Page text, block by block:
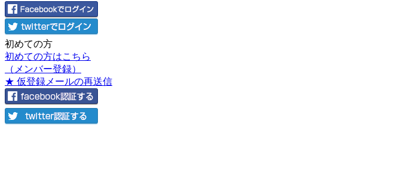
初めての方
初めての方はこちら
（メンバー登録）
★ 仮登録メールの再送信